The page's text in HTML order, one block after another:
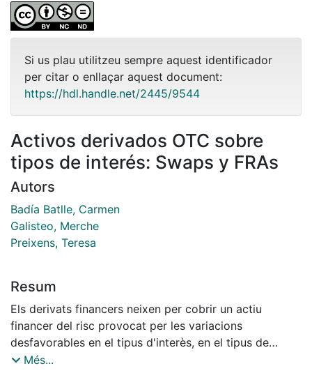
Si us plau utilitzeu sempre aquest identificador
per citar o enllaçar aquest document:
https://hdl.handle.net/2445/9544
Activos derivados OTC sobre
tipos de interés: Swaps y FRAs
Autors
Badía Batlle, Carmen
Galisteo, Merche
Preixens, Teresa
Resum
Els derivats financers neixen per cobrir un actiu
financer del risc provocat per les variacions
desfavorables en el tipus d'interès, en el tipus de
canvi, en els preus borsaris o en el preu de les
Més...